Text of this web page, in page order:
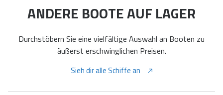
ANDERE BOOTE AUF LAGER
Durchstöbern Sie eine vielfältige Auswahl an Booten zu
äußerst erschwinglichen Preisen.
Sieh dir alle Schiffe an